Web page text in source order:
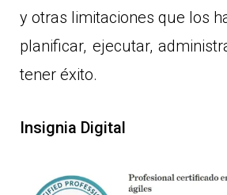
y otras limitaciones que los
planificar, ejecutar,
tener éxito.
Insignia Digital